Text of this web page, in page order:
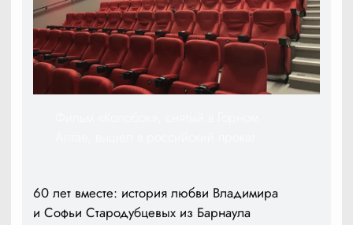
60 лет вместе: история любви Владимира
и Софьи Стародубцевых из Барнаула